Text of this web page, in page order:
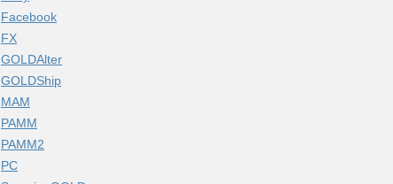
Facebook
FX
GOLDAlter
GOLDShip
MAM
PAMM
PAMM2
PC